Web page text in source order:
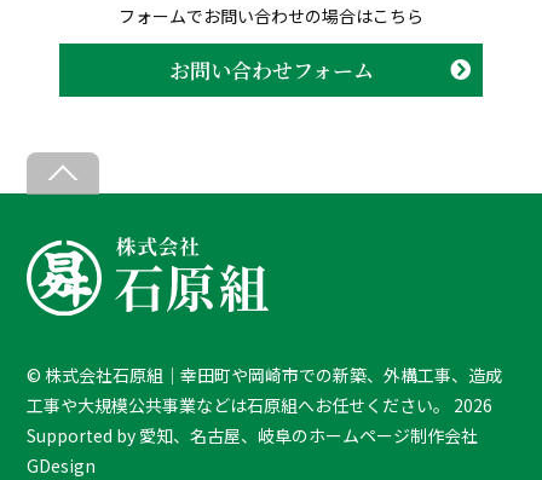
フォームでお問い合わせの場合はこちら
お問い合わせフォーム
B
c
k
T
o
p
©株式会社石原組｜幸田町や岡崎市での新築、外構工事、造成
工事や大規模公共事業などは石原組へお任せください。
2026
Supported by 愛知、名古屋、岐阜のホームページ制作会社
GDesign